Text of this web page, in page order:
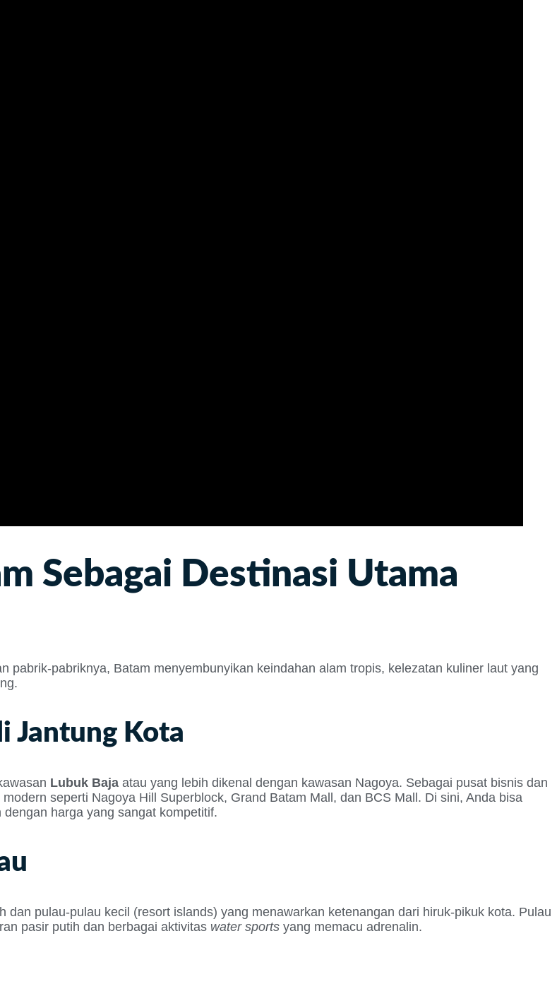
Sebagai Destinasi Utama
pabrik-pabriknya, Batam menyembunyikan keindahan alam tropis, kelezatan kuliner laut yang
Jantung Kota
Lubuk Baja atau yang lebih dikenal dengan kawasan Nagoya. Sebagai pusat bisnis dan
seperti Nagoya Hill Superblock, Grand Batam Mall, dan BCS Mall. Di sini, Anda bisa
harga yang sangat kompetitif.
pulau-pulau kecil (resort islands) yang menawarkan ketenangan dari hiruk-pikuk kota. Pulau
pasir putih dan berbagai aktivitas water sports yang memacu adrenalin.